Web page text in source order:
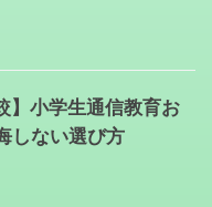
】小学生通信教育お
しない選び方